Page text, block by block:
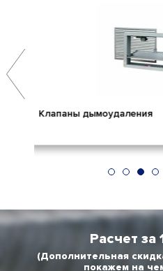
Огнезадерживающие
Расчет за
(Дополнительная
покажем на